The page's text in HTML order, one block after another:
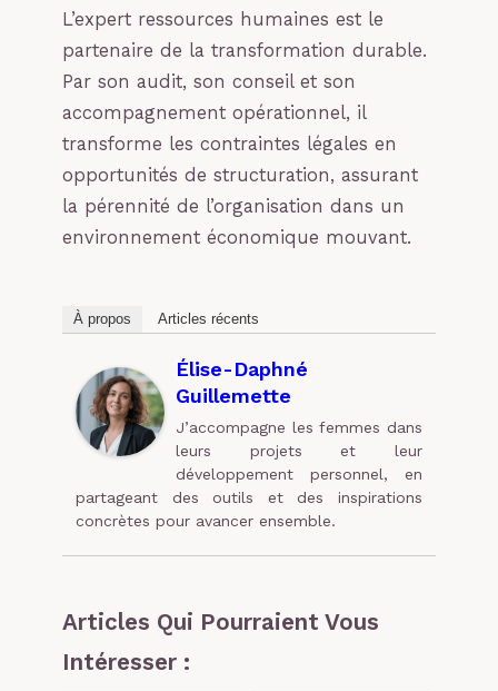
L’expert ressources humaines est le
partenaire de la transformation durable.
Par son audit, son conseil et son
accompagnement opérationnel, il
transforme les contraintes légales en
opportunités de structuration, assurant
la pérennité de l’organisation dans un
environnement économique mouvant.
À propos Articles récents
Élise-Daphné
Guillemette
J’accompagne les femmes dans
leurs projets et leur
développement personnel, en
partageant des outils et des inspirations
concrètes pour avancer ensemble.
Articles Qui Pourraient Vous
Intéresser :